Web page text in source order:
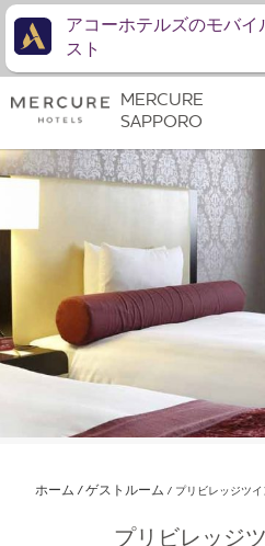
ホーム ゲストルーム プリビレッジツ
プリビレッジ
MERCURE
SAPPORO
アコーホテルズのモバ
スト